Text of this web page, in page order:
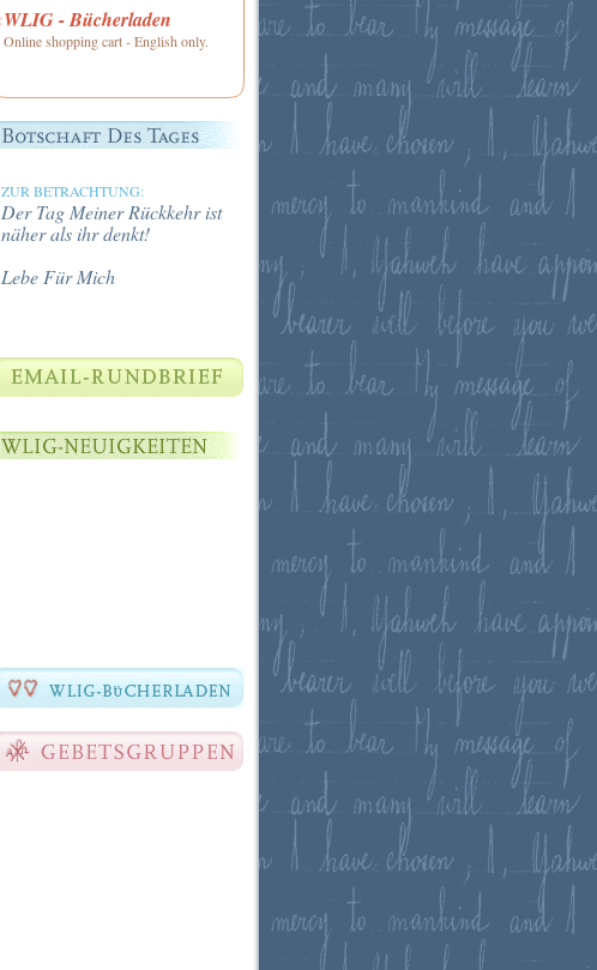
WLIG - Bücherladen
Online shopping cart - English only.
ZUR BETRACHTUNG:
Der Tag Meiner Rückkehr ist
näher als ihr denkt!
Lebe Für Mich